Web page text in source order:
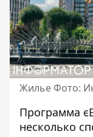
Жилье Фото:
Программа
несколько